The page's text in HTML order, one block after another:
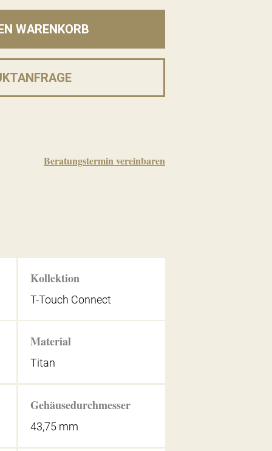
WARENKORB
Beratungstermin vereinbaren
Kollektion
T-Touch Connect
Material
Titan
Gehäusedurchmesser
43,75 mm